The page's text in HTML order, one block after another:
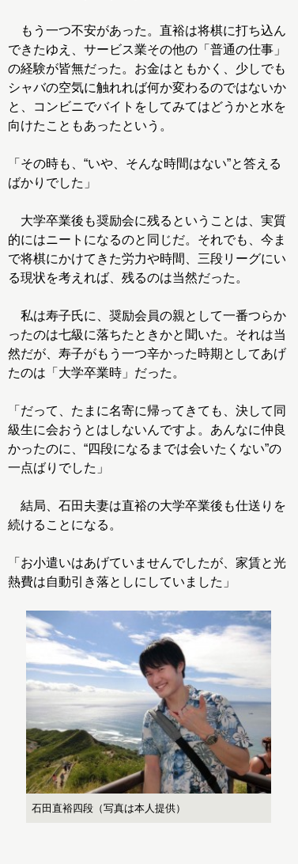
もう一つ不安があった。直裕は将棋に打ち込ん
できたゆえ、サービス業その他の「普通の仕事」
の経験が皆無だった。お金はともかく、少しでも
シャバの空気に触れれば何か変わるのではないか
と、コンビニでバイトをしてみてはどうかと水を
向けたこともあったという。
「その時も、“いや、そんな時間はない”と答える
ばかりでした」
大学卒業後も奨励会に残るということは、実質
的にはニートになるのと同じだ。それでも、今ま
で将棋にかけてきた労力や時間、三段リーグにい
る現状を考えれば、残るのは当然だった。
私は寿子氏に、奨励会員の親として一番つらか
ったのは七級に落ちたときかと聞いた。それは当
然だが、寿子がもう一つ辛かった時期としてあげ
たのは「大学卒業時」だった。
「だって、たまに名寄に帰ってきても、決して同
級生に会おうとはしないんですよ。あんなに仲良
かったのに、“四段になるまでは会いたくない”の
一点ばりでした」
結局、石田夫妻は直裕の大学卒業後も仕送りを
続けることになる。
「お小遣いはあげていませんでしたが、家賃と光
熱費は自動引き落としにしていました」
石田直裕四段（写真は本人提供）